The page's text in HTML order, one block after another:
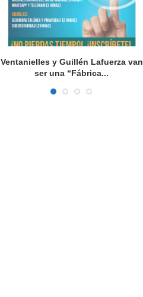
Ventanielles y Guillén Lafuerza van
ser una “Fábrica...